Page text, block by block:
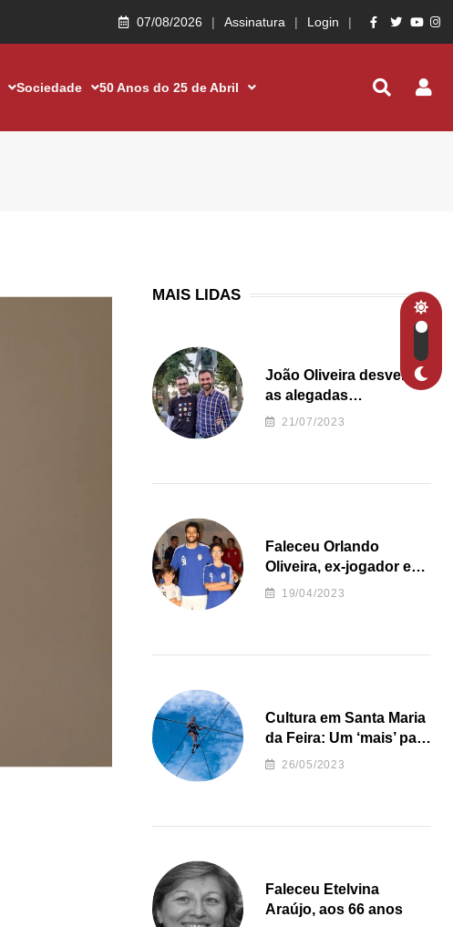
07/08/2026 Assinatura Login
Sociedade 50 Anos do 25 de Abril
MAIS LIDAS
João Oliveira desvenda
as alegadas
irregularidades da
21/07/2023
Faleceu Orlando
Oliveira, ex-jogador e
treinador da formação
19/04/2023
Cultura em Santa Maria
da Feira: Um ‘mais’ para
o Concelho
26/05/2023
Faleceu Etelvina
Araújo, aos 66 anos